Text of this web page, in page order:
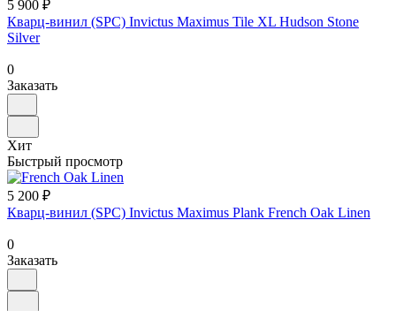
5 900 ₽
Кварц-винил (SPC) Invictus Maximus Tile XL Hudson Stone
Silver
0
Заказать
Хит
Быстрый просмотр
5 200 ₽
Кварц-винил (SPC) Invictus Maximus Plank French Oak Linen
0
Заказать